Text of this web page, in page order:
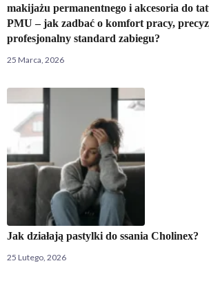
makijażu permanentnego i akcesoria do
PMU – jak zadbać o komfort pracy,
profesjonalny standard zabiegu?
25 Marca, 2026
Jak działają pastylki do ssania Cholinex?
25 Lutego, 2026